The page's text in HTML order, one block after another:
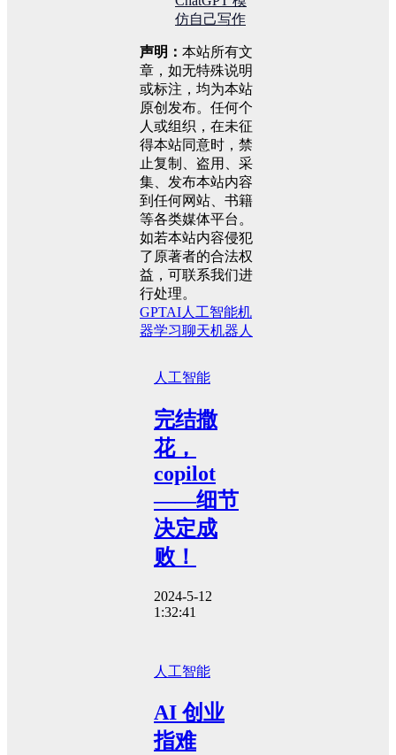
仿自己写作
声明： 本站所有文
章，如无特殊说明
或标注，均为本站
原创发布。任何个
人或组织，在未征
得本站同意时，禁
止复制、盗用、采
集、发布本站内容
到任何网站、书籍
等各类媒体平台。
如若本站内容侵犯
了原著者的合法权
益，可联系我们进
行处理。
GPTAI人工智能机
器学习聊天机器人
人工智能
完结撒
花，
copilot
——细节
决定成
败！
2024-5-12
1:32:41
人工智能
AI 创业
指难